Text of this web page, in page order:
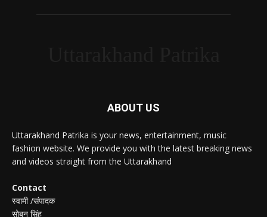
ABOUT US
Uttarakhand Patrika is your news, entertainment, music
fashion website. We provide you with the latest breaking news
and videos straight from the Uttarakhand
Contact
स्वामी /संपादक
सोबन सिंह